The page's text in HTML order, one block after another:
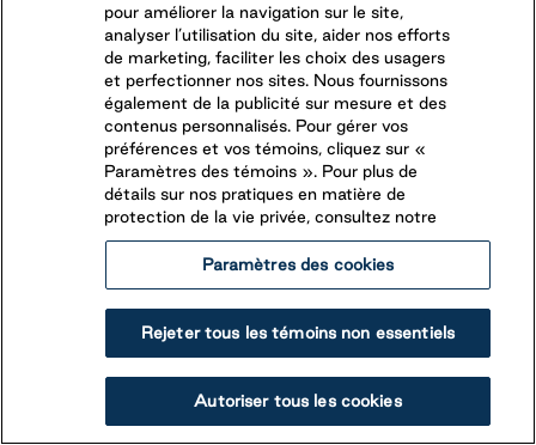
Omemee,Ontario
(705) 799-6221
Plusieurs aventures vous attendent. Faites quelques
longueurs dans l’une de nos piscines, profitez de
chaque rayon de soleil à la plage ou laissez-vous
tenter par une partie de golf miniature. Ici, les
vacanciers de tous les âges sont invités à participer à
une multitude d’activités, que ce soit une partie de
volleyball de plage, de palets, de fers ou encore, une
baignade dans la piscine avec fontaine.
Voir le camping
DEVENEZ UN CLIENT SAISONNIER
pour améliorer la navigation sur le site,
analyser l’utilisation du site, aider nos efforts
de marketing, faciliter les choix des usagers
et perfectionner nos sites. Nous fournissons
également de la publicité sur mesure et des
contenus personnalisés. Pour gérer vos
préférences et vos témoins, cliquez sur «
Paramètres des témoins ». Pour plus de
détails sur nos pratiques en matière de
protection de la vie privée, consultez notre
Paramètres des cookies
Rejeter tous les témoins non essentiels
Autoriser tous les cookies